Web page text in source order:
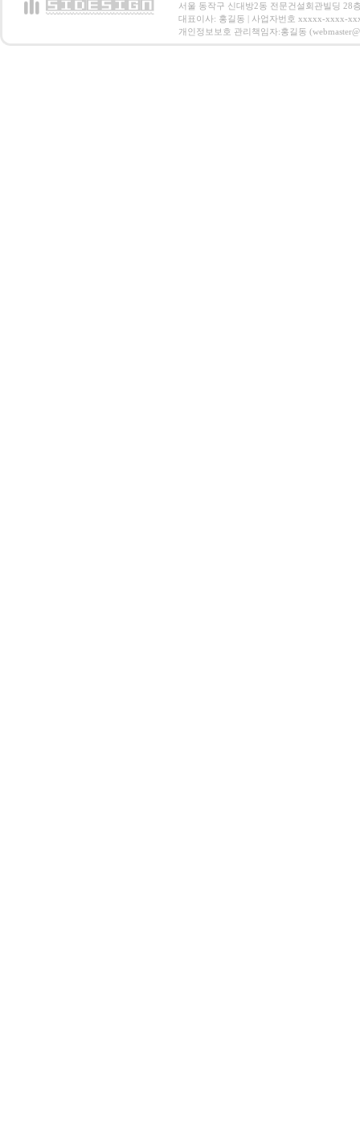
서울 동작구 신대방2동 전문건설회관빌딩 28
대표이사: 홍길동 | 사업자번호 xxxxx-xxxx-
개인정보보호 관리책임자:홍길동